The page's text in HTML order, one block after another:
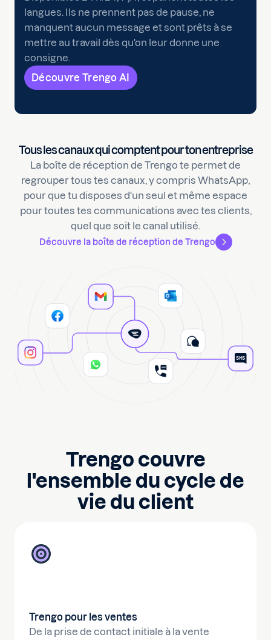
langues. Ils ne prennent pas de pause, ne
manquent aucun message et sont prêts à se
mettre au travail dès qu'on leur donne une
consigne.
Découvre Trengo AI
Tous les canaux qui comptent pour ton entreprise
La boîte de réception de Trengo te permet de
regrouper tous tes canaux, y compris WhatsApp,
pour que tu disposes d'un seul et même espace
pour toutes tes communications avec tes clients,
quel que soit le canal utilisé.
Découvre la boîte de réception de Trengo
Trengo couvre
l'ensemble du cycle de
vie du client
Trengo pour les ventes
De la prise de contact initiale à la vente